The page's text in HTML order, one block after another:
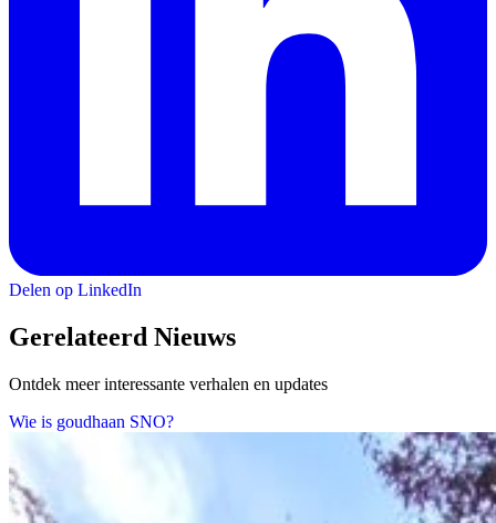
Delen op LinkedIn
Gerelateerd Nieuws
Ontdek meer interessante verhalen en updates
Wie is goudhaan SNO?